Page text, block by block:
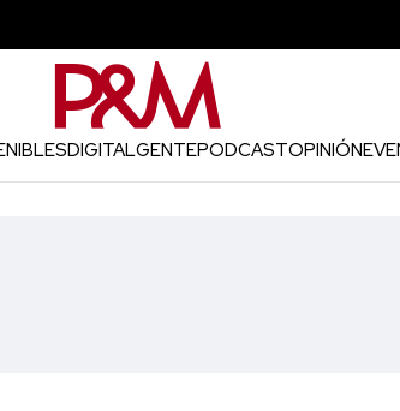
DIGITALGENTEPODCASTOPINIÓN